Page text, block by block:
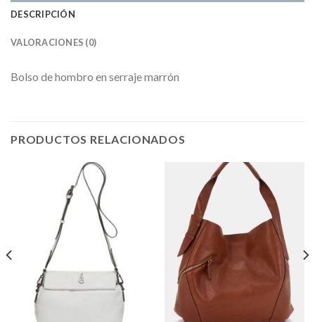
DESCRIPCIÓN
VALORACIONES (0)
Bolso de hombro en serraje marrón
PRODUCTOS RELACIONADOS